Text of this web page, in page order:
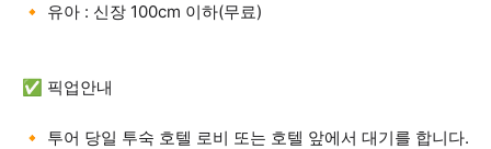
🔸 유아 : 신장 100cm 이하(무료)
✅ 픽업안내
🔸 투어 당일 투숙 호텔 로비 또는 호텔 앞에서 대기를 합니다.